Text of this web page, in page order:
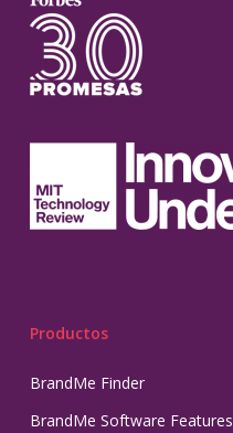
Productos
BrandMe Finder
BrandMe Software Features